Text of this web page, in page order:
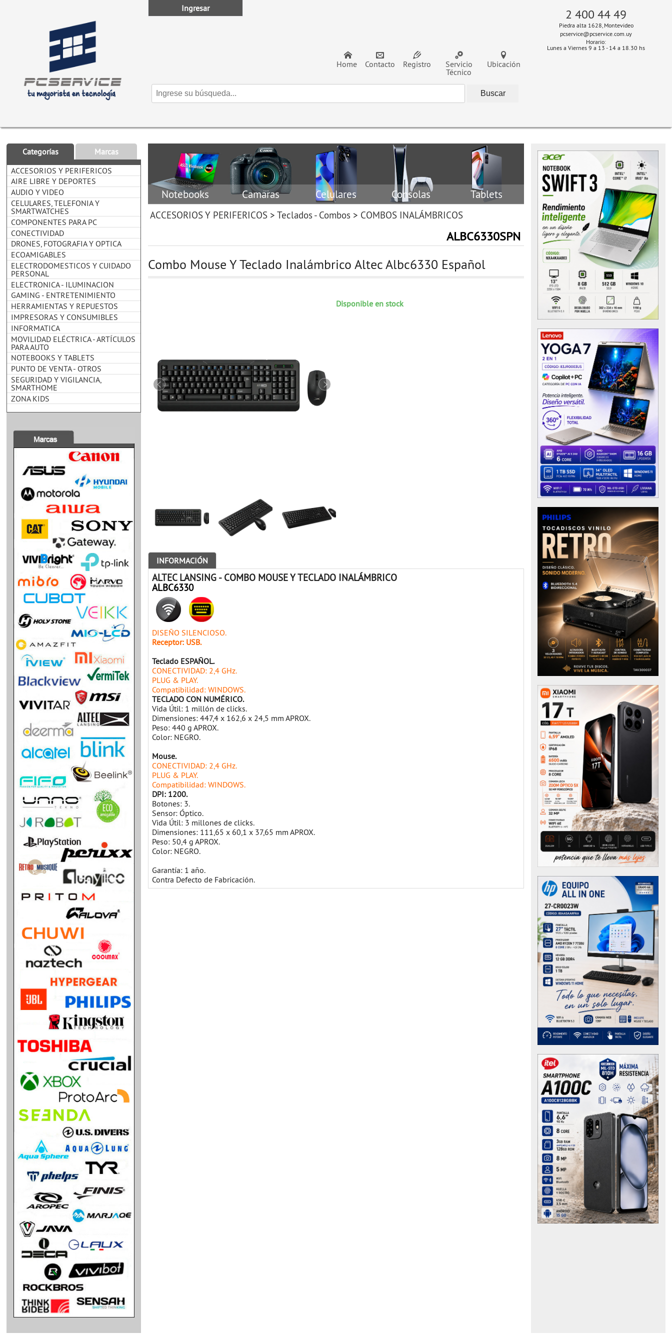
Ubicación
Servicio
Técnico
Registro
Contacto
Home
Ingresar 2 400 44 49
Piedra alta 1628, Montevideo
pcservice@pcservice.com.uy
Horario:
Lunes a Viernes 9 a 13 - 14 a 18.30 hs
Categorías
Marcas
ACCESORIOS Y PERIFERICOS
AIRE LIBRE Y DEPORTES
AUDIO Y VIDEO
CELULARES, TELEFONIA Y
SMARTWATCHES
COMPONENTES PARA PC
CONECTIVIDAD
DRONES, FOTOGRAFIA Y OPTICA
ECOAMIGABLES
ELECTRODOMESTICOS Y CUIDADO
PERSONAL
ELECTRONICA - ILUMINACION
GAMING - ENTRETENIMIENTO
HERRAMIENTAS Y REPUESTOS
IMPRESORAS Y CONSUMIBLES
INFORMATICA
MOVILIDAD ELÉCTRICA - ARTÍCULOS
PARA AUTO
NOTEBOOKS Y TABLETS
PUNTO DE VENTA - OTROS
SEGURIDAD Y VIGILANCIA,
SMARTHOME
ZONA KIDS
Notebooks Camaras Celulares Consolas Tablets
ACCESORIOS Y PERIFERICOS > Teclados - Combos > COMBOS INALÁMBRICOS
ALBC6330SPN
Combo Mouse Y Teclado Inalámbrico Altec Albc6330 Español
Disponible en stock
INFORMACIÓN
ALTEC LANSING - COMBO MOUSE Y TECLADO INALÁMBRICO
ALBC6330
DISEÑO SILENCIOSO.
Receptor: USB.
Teclado ESPAÑOL.
CONECTIVIDAD: 2,4 GHz.
PLUG & PLAY.
Compatibilidad: WINDOWS.
TECLADO CON NUMÉRICO.
Vida Útil: 1 millón de clicks.
Dimensiones: 447,4 x 162,6 x 24,5 mm APROX.
Peso: 440 g APROX.
Color: NEGRO.
Mouse.
CONECTIVIDAD: 2,4 GHz.
PLUG & PLAY.
Compatibilidad: WINDOWS.
DPI: 1200.
Botones: 3.
Sensor: Óptico.
Vida Útil: 3 millones de clicks.
Dimensiones: 111,65 x 60,1 x 37,65 mm APROX.
Peso: 50,4 g APROX.
Color: NEGRO.
Garantía: 1 año.
Contra Defecto de Fabricación.